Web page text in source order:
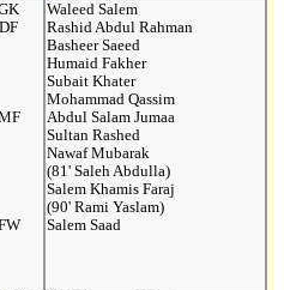
DF
Waleed Salem
Rashid Abdul Rahman
Basheer Saeed
Humaid Fakher
Subait Khater
Mohammad Qassim
Abdul Salam Jumaa
Sultan Rashed
Nawaf Mubarak
(81' Saleh Abdulla)
Salem Khamis Faraj
(90' Rami Yaslam)
Salem Saad